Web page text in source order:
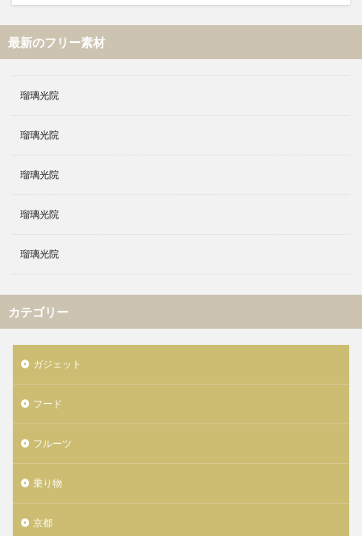
最新のフリー素材
瑠璃光院
瑠璃光院
瑠璃光院
瑠璃光院
瑠璃光院
カテゴリー
ガジェット
フード
フルーツ
乗り物
京都